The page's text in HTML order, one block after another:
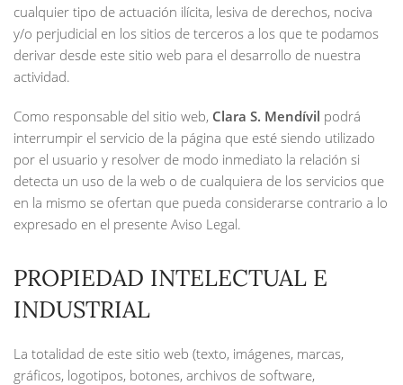
cualquier tipo de actuación ilícita, lesiva de derechos, nociva
y/o perjudicial en los sitios de terceros a los que te podamos
derivar desde este sitio web para el desarrollo de nuestra
actividad.
Como responsable del sitio web, Clara S. Mendívil podrá
interrumpir el servicio de la página que esté siendo utilizado
por el usuario y resolver de modo inmediato la relación si
detecta un uso de la web o de cualquiera de los servicios que
en la mismo se ofertan que pueda considerarse contrario a lo
expresado en el presente Aviso Legal.
PROPIEDAD INTELECTUAL E
INDUSTRIAL
La totalidad de este sitio web (texto, imágenes, marcas,
gráficos, logotipos, botones, archivos de software,